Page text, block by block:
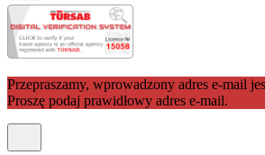
Przepraszamy, wprowadzony adres e-mail
Proszę podaj prawidłowy adres e-mail.